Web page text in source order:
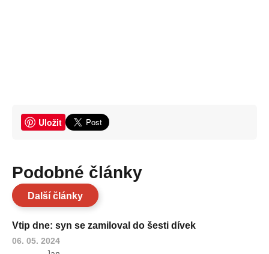
Uložit
Podobné články
Další články
Vtip dne: syn se zamiloval do šesti dívek
06. 05. 2024